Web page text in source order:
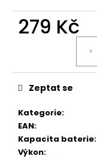
279 Kč
Kategorie:
EAN:
Kapacita baterie:
Výkon:
Zeptat se
79
Kč
Původně: